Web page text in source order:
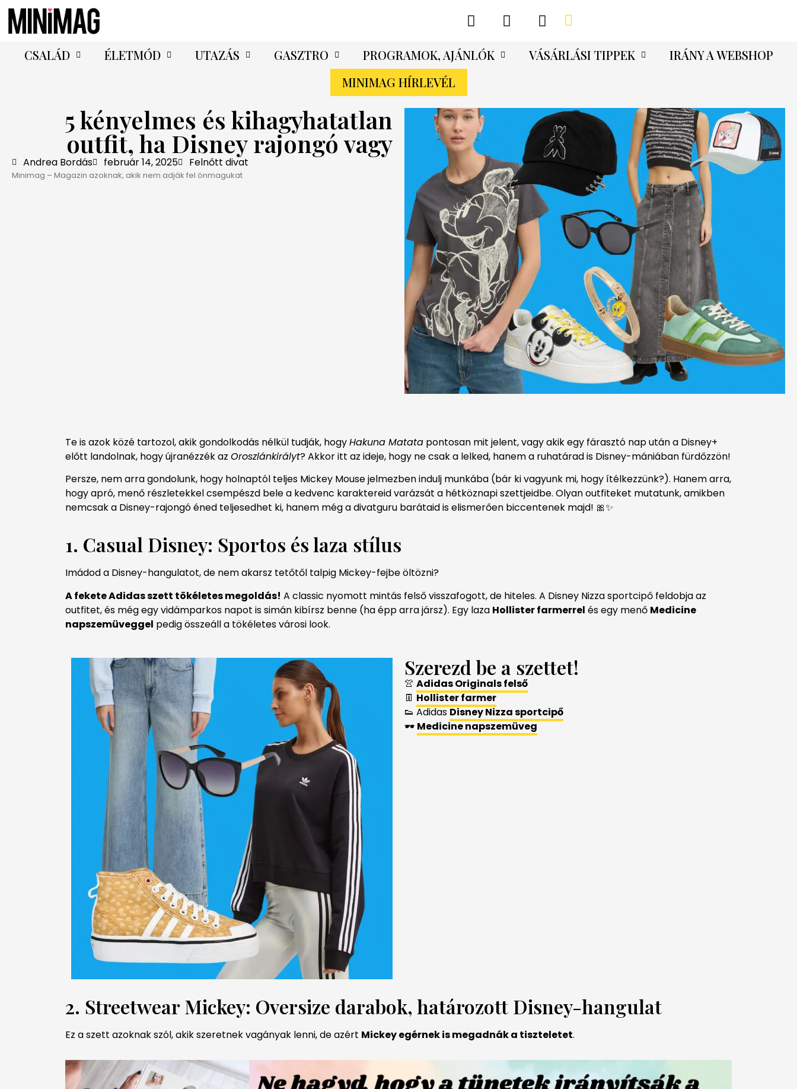
CSALÁD ÉLETMÓD UTAZÁS GASZTRO PROGRAMOK, AJÁNLÓK VÁSÁRLÁSI TIPPEK
IRÁNY A WEBSHOP
MINIMAG HÍRLEVÉL
5 kényelmes és kihagyhatatlan
outfit, ha Disney rajongó vagy
Andrea Bordás február 14, 2025 Felnőtt divat
Minimag – Magazin azoknak, akik nem adják fel önmagukat
Te is azok közé tartozol, akik gondolkodás nélkül tudják, hogyHakuna Matata pontosan mit jelent, vagy akik egy fárasztó nap után a Disney+
előtt landolnak, hogy újranézzék az Oroszlánkirályt? Akkor itt az ideje, hogy ne csak a lelked, hanem a ruhatárad is Disney-mániában fürdőzzön!
Persze, nem arra gondolunk, hogy holnaptól teljes Mickey Mouse jelmezben indulj munkába (bár ki vagyunk mi, hogy ítélkezzünk?). Hanem arra,
hogy apró, menő részletekkel csempészd bele a kedvenc karaktereid varázsát a hétköznapi szettjeidbe. Olyan outfiteket mutatunk, amikben
nemcsak a Disney-rajongó éned teljesedhet ki, hanem még a divatguru barátaid is elismerően biccentenek majd! 🎀✨
1. Casual Disney: Sportos és laza stílus
Imádod a Disney-hangulatot, de nem akarsz tetőtől talpig Mickey-fejbe öltözni?
A fekete Adidas szett tökéletes megoldás! A classic nyomott mintás felső visszafogott, de hiteles. A Disney Nizza sportcipő feldobja az
outfitet, és még egy vidámparkos napot is simán kibírsz benne (ha épp arra jársz). Egy laza Hollister farmerrel és egy menő Medicine
napszemüveggel pedig összeáll a tökéletes városi look.
Szerezd be a szettet!
👚 Adidas Originals felső
👖 Hollister farmer
👟 Adidas Disney Nizza sportcipő
🕶 Medicine napszemüveg
2. Streetwear Mickey: Oversize darabok, határozott Disney-hangulat
Ez a szett azoknak szól, akik szeretnek vagányak lenni, de azért Mickey egérnek is megadnák a tiszteletet.